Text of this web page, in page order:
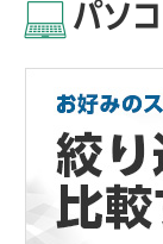
パソ